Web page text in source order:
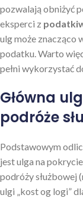
pozwalają obniżyć
eksperci z
ulg może znacząco
podatku. Warto
pełni wykorzystać
Główna
podróże
Podstawowym
jest ulga na
podróży służbowej
ulgi „kost og logi”